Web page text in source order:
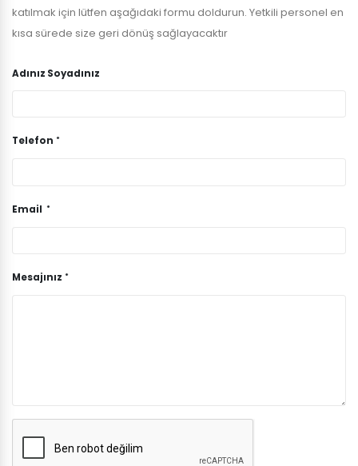
katılmak için lütfen aşağıdaki formu doldurun. Yetkili personel en
kısa sürede size geri dönüş sağlayacaktır
Adınız Soyadınız
Telefon
Email
Mesajınız